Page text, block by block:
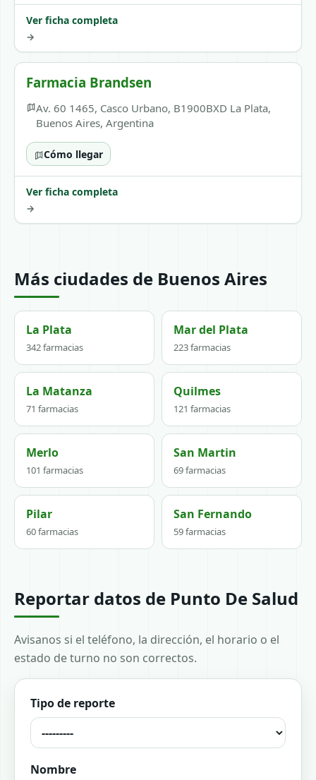
Ver ficha completa
→
Farmacia Brandsen
Av. 60 1465, Casco Urbano, B1900BXD La Plata,
Buenos Aires, Argentina
Cómo llegar
Ver ficha completa
→
Más ciudades de Buenos Aires
La Plata
342 farmacias
Mar del Plata
223 farmacias
La Matanza
71 farmacias
Quilmes
121 farmacias
Merlo
101 farmacias
San Martin
69 farmacias
Pilar
60 farmacias
San Fernando
59 farmacias
Reportar datos de Punto De Salud
Avisanos si el teléfono, la dirección, el horario o el
estado de turno no son correctos.
Tipo de reporte
Nombre